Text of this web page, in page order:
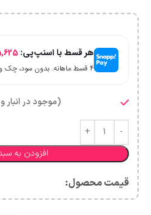
هر قسط با اسنپ‌پی:
۴ قسط ماهانه. بدون سود، چک و ضامن.
(موجود در انبار
افزودن به
قیمت محصول:​